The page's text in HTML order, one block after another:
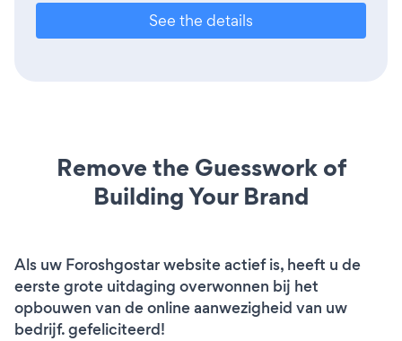
See the details
Remove the Guesswork of
Building Your Brand
Als uw Foroshgostar website actief is, heeft u de
eerste grote uitdaging overwonnen bij het
opbouwen van de online aanwezigheid van uw
bedrijf. gefeliciteerd!